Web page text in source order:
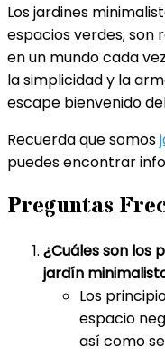
Los jardines
espacios verdes; son
en un mundo cada
la simplicidad y la
escape bienvenido
Recuerda que somos
puedes encontrar
Preguntas
¿Cuáles son los
jardín
Los
espacio
así como